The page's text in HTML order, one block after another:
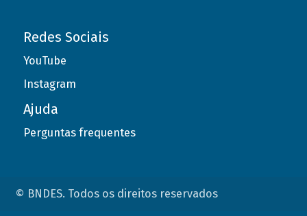
Redes Sociais
YouTube
Instagram
Ajuda
Perguntas frequentes
© BNDES. Todos os direitos reservados